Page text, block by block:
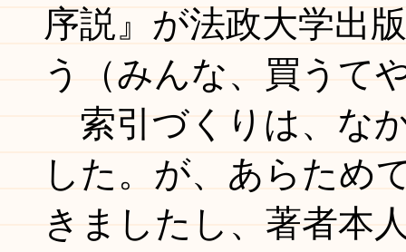
序説』が法政大学出
う（みんな、買うて
索引づくりは、な
した。が、あらため
きましたし、著者本